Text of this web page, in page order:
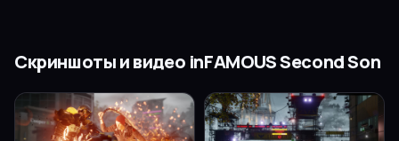
Скриншоты и видео inFAMOUS Second Son